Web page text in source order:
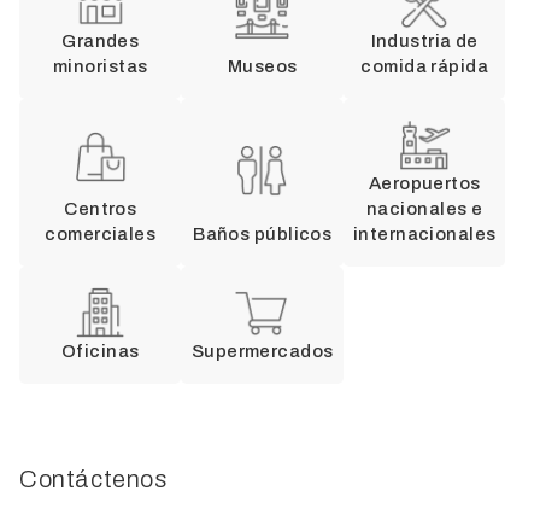
Grandes
minoristas
Museos
Industria de
comida rápida
Centros
comerciales
Baños públicos
Aeropuertos
nacionales e
internacionales
Oficinas Supermercados
Contáctenos